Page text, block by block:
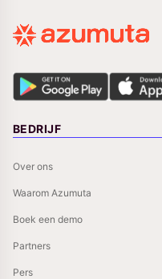
BEDRIJF
Over ons
Waarom Azumuta
Boek een demo
Partners
Pers